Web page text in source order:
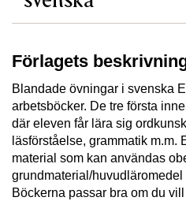
Förlagets
Blandade övningar i svenska
arbetsböcker. De tre första
där eleven får lära sig
läsförståelse, grammatik m.m.
material som kan användas
grundmaterial/
Böckerna passar bra om du